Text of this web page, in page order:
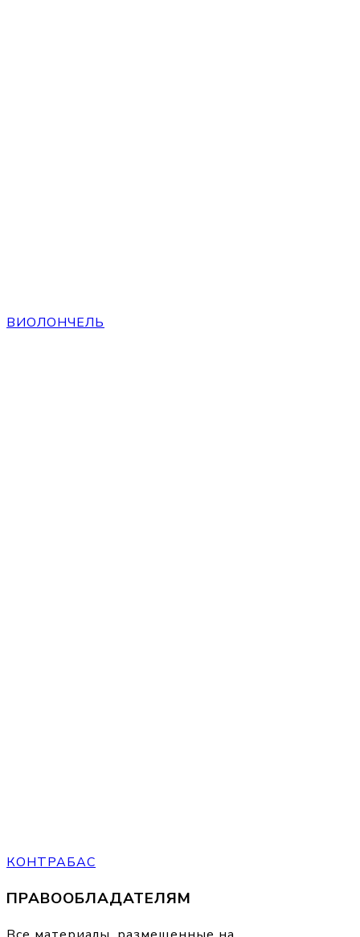
ВИОЛОНЧЕЛЬ
КОНТРАБАС
ПРАВООБЛАДАТЕЛЯМ